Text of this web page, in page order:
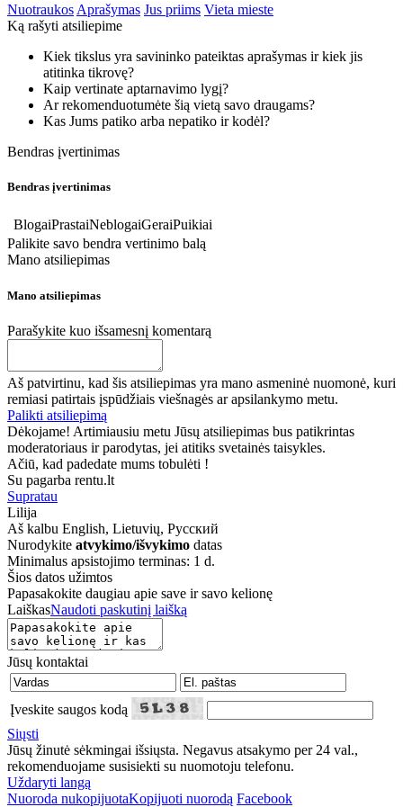
Nuotraukos Aprašymas Jus priims Vieta mieste
Ką rašyti atsiliepime
Kiek tikslus yra savininko pateiktas aprašymas ir kiek jis
atitinka tikrovę?
Kaip vertinate aptarnavimo lygį?
Ar rekomenduotumėte šią vietą savo draugams?
Kas Jums patiko arba nepatiko ir kodėl?
Bendras įvertinimas
Bendras įvertinimas
BlogaiPrastaiNeblogaiGeraiPuikiai
Palikite savo bendra vertinimo balą
Mano atsiliepimas
Mano atsiliepimas
Parašykite kuo išsamesnį komentarą
Aš patvirtinu, kad šis atsiliepimas yra mano asmeninė nuomonė, kuri
remiasi patirtais įspūdžiais viešnagės ar apsilankymo metu.
Palikti atsiliepimą
Dėkojame! Artimiausiu metu Jūsų atsiliepimas bus patikrintas
moderatoriaus ir parodytas, jei atitiks svetainės taisykles.
Ačiū, kad padedate mums tobulėti !
Su pagarba rentu.lt
Supratau
Lilija
Aš kalbu English, Lietuvių, Русский
Nurodykite atvykimo/išvykimo datas
Minimalus apsistojimo terminas: 1 d.
Šios datos užimtos
Papasakokite daugiau apie save ir savo kelionę
LaiškasNaudoti paskutinį laišką
Jūsų kontaktai
Įveskite saugos kodą
Siųsti
Jūsų žinutė sėkmingai išsiųsta. Negavus atsakymo per 24 val.,
rekomenduojame susisiekti su nuomotoju telefonu.
Uždaryti langą
Nuoroda nukopijuotaKopijuoti nuorodą Facebook